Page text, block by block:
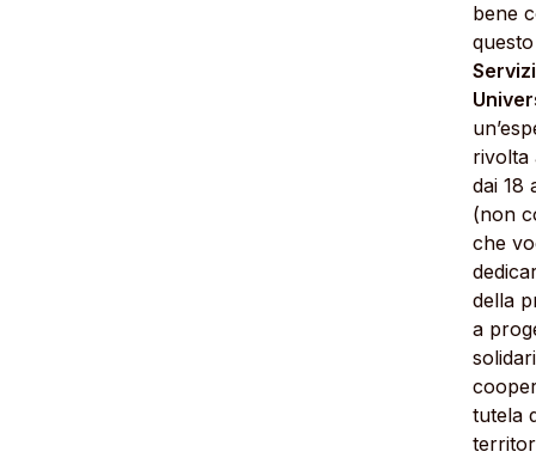
bene
rivolta
dai 18
(non
che
della
a
tutela